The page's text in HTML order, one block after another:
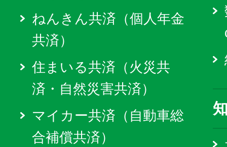
ねんきん共済（個人年金
共済）
住まいる共済（火災共
済・自然災害共済）
マイカー共済（自動車総
合補償共済）